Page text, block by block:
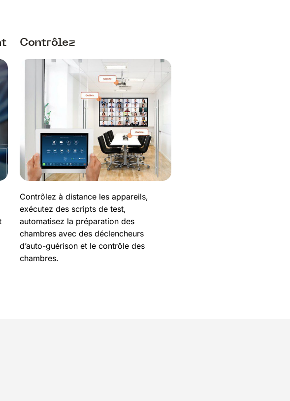
Contrôlez
Contrôlez à distance les appareils,
exécutez des scripts de test,
automatisez la préparation des
chambres avec des déclencheurs
d’auto-guérison et le contrôle des
chambres.